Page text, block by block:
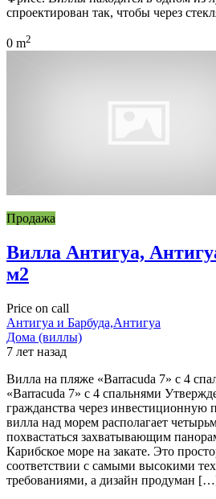
спроектирован так, чтобы через
0 m2
Продажа
Вилла Антигуа,
м2
Price on call
Антигуа и Барбуда,Антигуа
Дома (виллы)
7 лет назад
Вилла на пляже «Barracuda 7» с 4
«Barracuda 7» с 4 спальнями
гражданства через инвестиционную
вилла над морем располагает
похвастаться захватывающим
Карибское море на закате. Это
соответствии с самыми высокими
требованиями, а дизайн продуман